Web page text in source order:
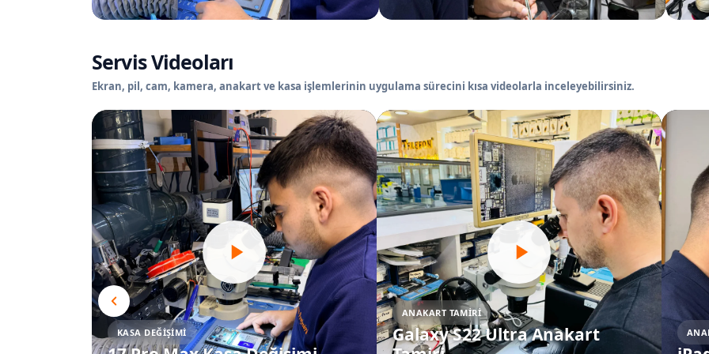
Servis Videoları
Ekran, pil, cam, kamera, anakart ve kasa işlemlerinin uygulama sürecini kısa videolarla inceleyebilirsiniz.
KASA DEĞIŞIMI
ANAKART TAMIRI
Galaxy S22 Ultra Anakart